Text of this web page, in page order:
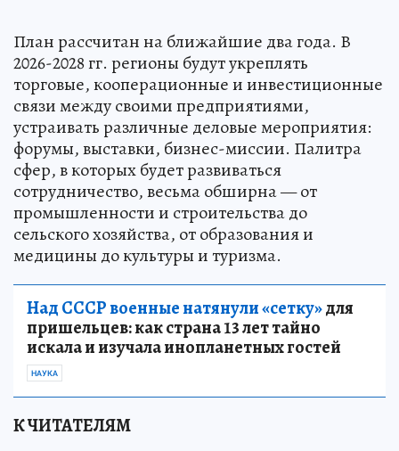
План рассчитан на ближайшие два года. В
2026-2028 гг. регионы будут укреплять
торговые, кооперационные и инвестиционные
связи между своими предприятиями,
устраивать различные деловые мероприятия:
форумы, выставки, бизнес-миссии. Палитра
сфер, в которых будет развиваться
сотрудничество, весьма обширна — от
промышленности и строительства до
сельского хозяйства, от образования и
медицины до культуры и туризма.
Над СССР военные натянули «сетку»для
пришельцев: как страна 13 лет тайно
искала и изучала инопланетных гостей
НАУКА
К ЧИТАТЕЛЯМ